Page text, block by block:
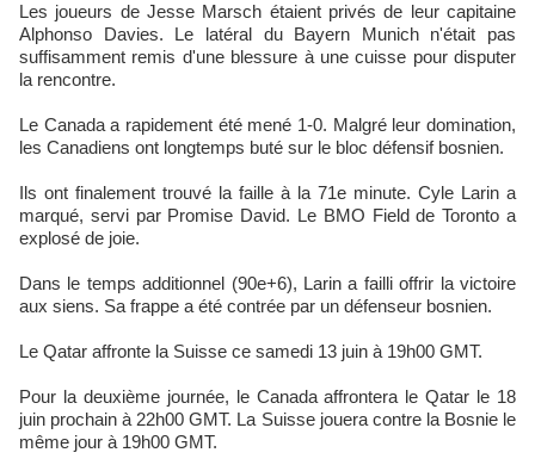
Les joueurs de Jesse Marsch étaient privés de leur capitaine
Alphonso Davies. Le latéral du Bayern Munich n'était pas
suffisamment remis d'une blessure à une cuisse pour disputer
la rencontre.
Le Canada a rapidement été mené 1-0. Malgré leur domination,
les Canadiens ont longtemps buté sur le bloc défensif bosnien.
Ils ont finalement trouvé la faille à la 71e minute. Cyle Larin a
marqué, servi par Promise David. Le BMO Field de Toronto a
explosé de joie.
Dans le temps additionnel (90e+6), Larin a failli offrir la victoire
aux siens. Sa frappe a été contrée par un défenseur bosnien.
Le Qatar affronte la Suisse ce samedi 13 juin à 19h00 GMT.
Pour la deuxième journée, le Canada affrontera le Qatar le 18
juin prochain à 22h00 GMT. La Suisse jouera contre la Bosnie le
même jour à 19h00 GMT.